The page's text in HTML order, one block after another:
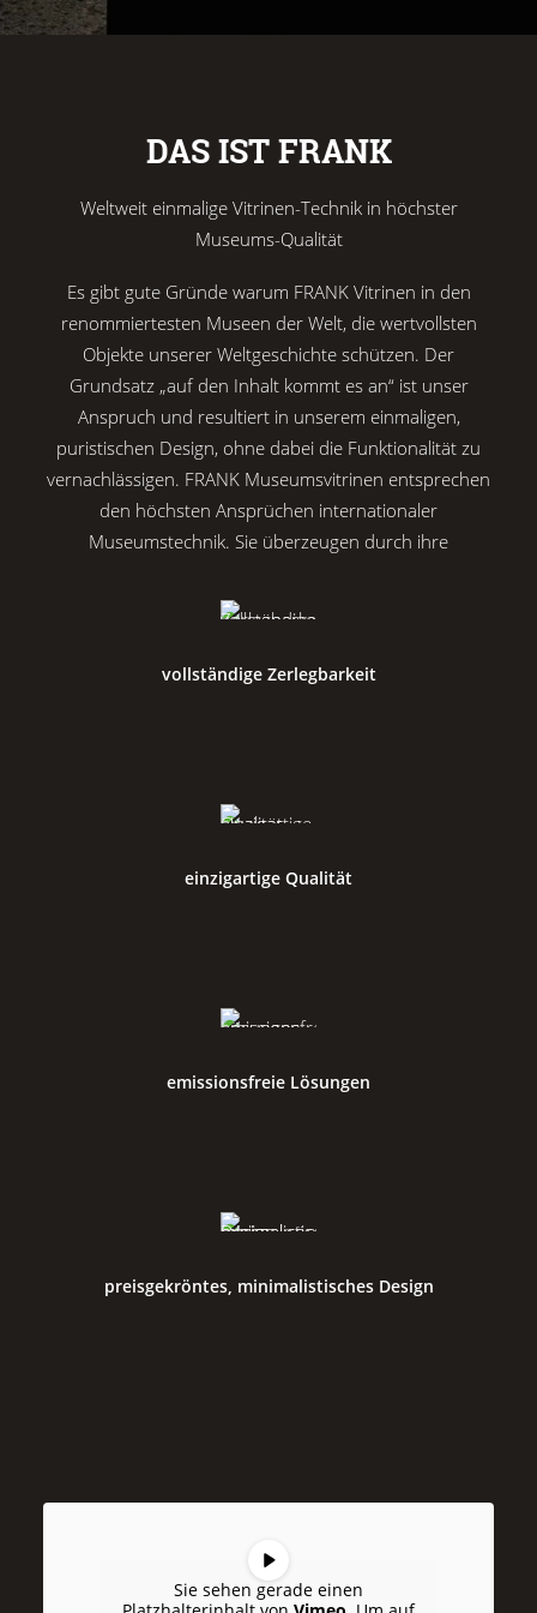
DAS IST FRANK
Weltweit einmalige Vitrinen-Technik in höchster
Museums-Qualität
Es gibt gute Gründe warum FRANK Vitrinen in den
renommiertesten Museen der Welt, die wertvollsten
Objekte unserer Weltgeschichte schützen. Der
Grundsatz „auf den Inhalt kommt es an“ ist unser
Anspruch und resultiert in unserem einmaligen,
puristischen Design, ohne dabei die Funktionalität zu
vernachlässigen. FRANK Museumsvitrinen entsprechen
den höchsten Ansprüchen internationaler
Museumstechnik. Sie überzeugen durch ihre
vollständige Zerlegbarkeit
einzigartige Qualität
emissionsfreie Lösungen
preisgekröntes, minimalistisches Design
Sie sehen gerade einen